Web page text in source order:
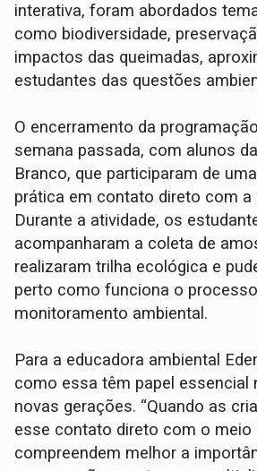
interativa, foram abordados
como biodiversidade,
impactos das queimadas,
estudantes das questões
O encerramento da
semana passada, com alunos
Branco, que participaram de
prática em contato direto com a
Durante a atividade, os
acompanharam a coleta de
realizaram trilha ecológica e
perto como funciona o
monitoramento ambiental.
Para a educadora ambiental
como essa têm papel essencial
novas gerações. “Quando as
esse contato direto com o meio
compreendem melhor a